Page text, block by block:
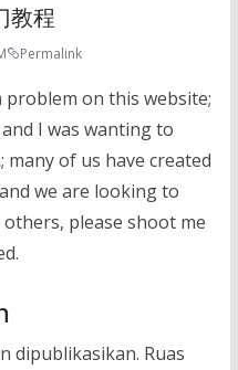
教程
Permalink
problem on this website;
I was wanting to
of us have created
we are looking to
please shoot me
dipublikasikan. Ruas